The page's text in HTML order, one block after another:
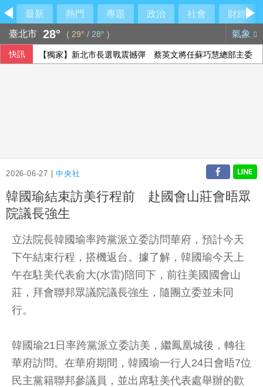
最新 熱門 專題 政治 社會
財經
臺北市 28° ( 29° / 28° ) 氣象
快訊 【獨家】新北市長選戰震撼彈 蔡英文將任蘇巧慧總部主委
2026-06-27 |中央社
韓國瑜結束訪美行程前 赴國會山莊會晤眾
院議長強生
立法院長韓國瑜率跨黨派立委訪問華府，預計今天
下午結束行程，搭機返台。據了解，韓國瑜今天上
午在駐美代表俞大(水雷)陪同下，前往美國國會山
莊，拜會聯邦眾議院議長強生，隨團立委並未同
行。
韓國瑜21日率跨黨派立委訪美，繼鳳凰城後，轉往
華府訪問。在華府期間，韓國瑜一行人24日會晤7位
民主黨籍聯邦參議員，並出席駐美代表處舉辦的歡